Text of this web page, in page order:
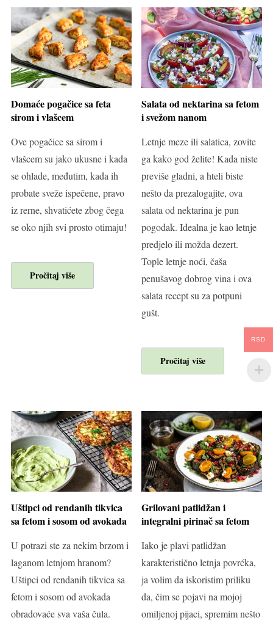
Domaće pogačice sa feta
sirom i vlašcem
Ove pogačice sa sirom i
vlašcem su jako ukusne i kada
se ohlade, međutim, kada ih
probate sveže ispečene, pravo
iz rerne, shvatićete zbog čega
se oko njih svi prosto otimaju!
Pročitaj više
Salata od nektarina sa fetom
i svežom nanom
Letnje meze ili salatica, zovite
ga kako god želite! Kada niste
previše gladni, a hteli biste
nešto da prezalogajite, ova
salata od nektarina je pun
pogodak. Idealna je kao letnje
predjelo ili možda dezert.
Tople letnje noći, čaša
penušavog dobrog vina i ova
salata recept su za potpuni
gušt.
Pročitaj više
Uštipci od rendanih tikvica
sa fetom i sosom od avokada
U potrazi ste za nekim brzom i
laganom letnjom hranom?
Uštipci od rendanih tikvica sa
fetom i sosom od avokada
obradovaće sva vaša čula.
Grilovani patlidžan i
integralni pirinač sa fetom
Iako je plavi patlidžan
karakteristično letnja povrćka,
ja volim da iskoristim priliku
da, čim se pojavi na mojoj
omiljenoj pijaci, spremim nešto
RSD